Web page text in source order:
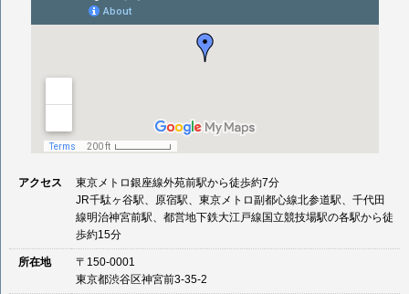
アクセス
東京メトロ銀座線外苑前駅から徒歩約7分
JR千駄ヶ谷駅、原宿駅、東京メトロ副都心線北参道駅、千代田
線明治神宮前駅、都営地下鉄大江戸線国立競技場駅の各駅から徒
歩約15分
所在地
〒150-0001
東京都渋谷区神宮前3-35-2